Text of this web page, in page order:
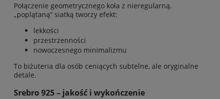
Połączenie geometrycznego koła z nieregularną,
„poplątaną” siatką tworzy efekt:
lekkości
przestrzenności
nowoczesnego minimalizmu
To biżuteria dla osób ceniących subtelne, ale oryginalne
detale.
Srebro 925 – jakość i wykończenie